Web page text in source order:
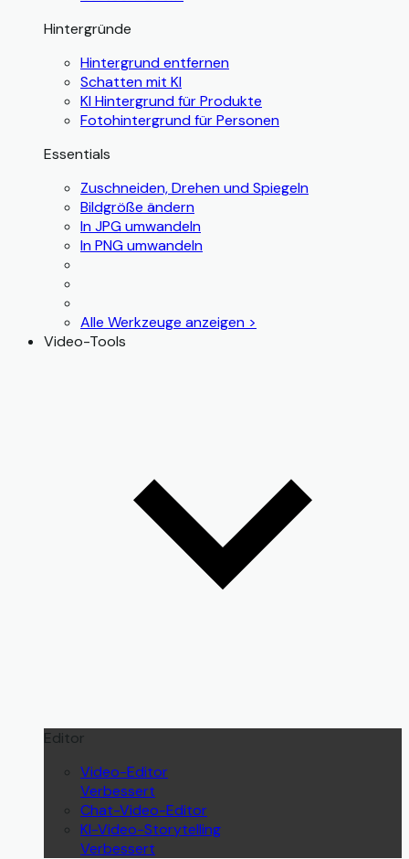
Hintergründe
Hintergrund entfernen
Schatten mit KI
KI Hintergrund für Produkte
Fotohintergrund für Personen
Essentials
Zuschneiden, Drehen und Spiegeln
Bildgröße ändern
In JPG umwandeln
In PNG umwandeln
Alle Werkzeuge anzeigen >
Video-Tools
Editor
Video-Editor
Verbessert
Chat-Video-Editor
KI-Video-Storytelling
Verbessert